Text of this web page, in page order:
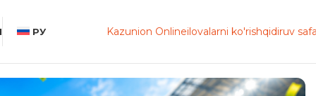
РУ Kazunion Onlineilovalarni ko'rishqidiruv